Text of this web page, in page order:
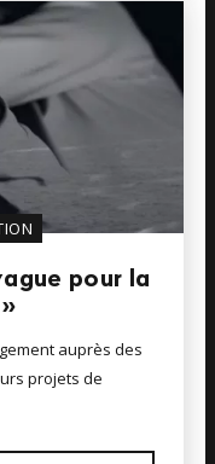
pour la
auprès des
projets de